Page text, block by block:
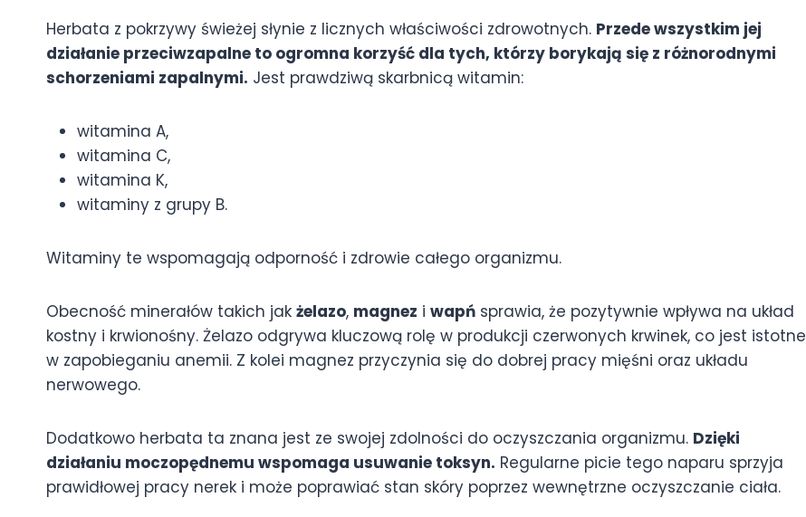
Herbata z pokrzywy świeżej słynie z licznych właściwości zdrowotnych. Przede wszystkim jej
działanie przeciwzapalne to ogromna korzyść dla tych, którzy borykają się z różnorodnymi
schorzeniami zapalnymi. Jest prawdziwą skarbnicą witamin:
witamina A,
witamina C,
witamina K,
witaminy z grupy B.
Witaminy te wspomagają odporność i zdrowie całego organizmu.
Obecność minerałów takich jak żelazo, magnez i wapń sprawia, że pozytywnie wpływa na układ
kostny i krwionośny. Żelazo odgrywa kluczową rolę w produkcji czerwonych krwinek, co jest istotne
w zapobieganiu anemii. Z kolei magnez przyczynia się do dobrej pracy mięśni oraz układu
nerwowego.
Dodatkowo herbata ta znana jest ze swojej zdolności do oczyszczania organizmu. Dzięki
działaniu moczopędnemu wspomaga usuwanie toksyn. Regularne picie tego naparu sprzyja
prawidłowej pracy nerek i może poprawiać stan skóry poprzez wewnętrzne oczyszczanie ciała.